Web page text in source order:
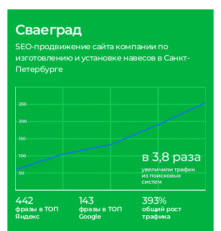
Сваеград
SEO-продвижение сайта компании по
изготовлению и установке навесов в Санкт-
Петербурге
442
фразы в ТОП
Яндекс
143
фразы в ТОП
Google
393%
общий рост
трафика